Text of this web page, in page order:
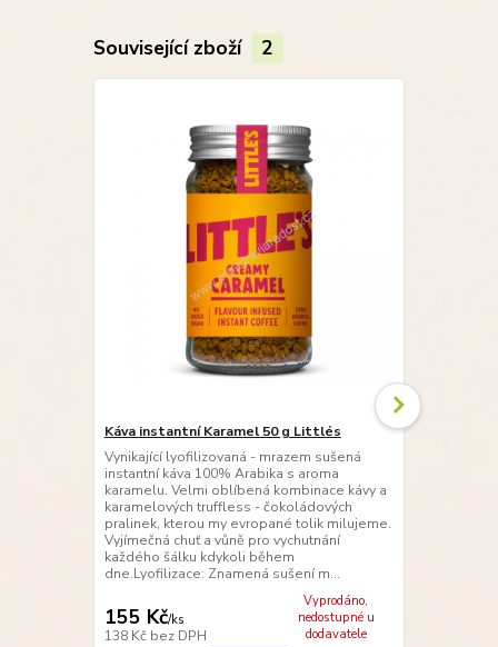
Související zboží 2
Káva instantní Karamel 50 g Littlés
Vynikající lyofilizovaná - mrazem sušená
instantní káva 100% Arabika s aroma
karamelu. Velmi oblíbená kombinace kávy a
karamelových truffless - čokoládových
pralinek, kterou my evropané tolik milujeme.
Vyjímečná chuť a vůně pro vychutnání
každého šálku kdykoli během
dne.Lyofilizace: Znamená sušení m...
155 Kč/ks
138 Kč bez DPH
Vyprodáno,
nedostupné u
dodavatele